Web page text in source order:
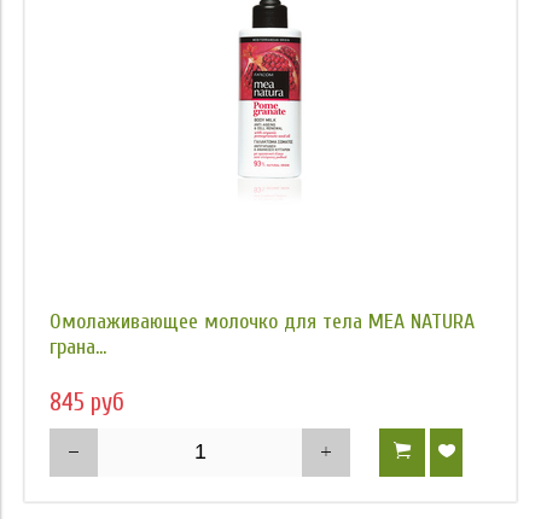
Омолаживающее молочко для тела MEA NATURA
грана...
845 руб